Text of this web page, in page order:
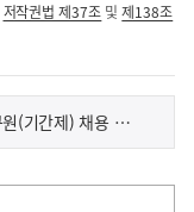
저작권법 제37조 및제138조
2025년 질병관리청 예방접종관리과 연구원(기간제) 채용 서류전형 합격자 발표 및 면접전형 안내